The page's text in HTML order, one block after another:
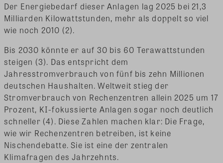
Der Energiebedarf dieser Anlagen lag 2025 bei 21,3
Milliarden Kilowattstunden, mehr als doppelt so viel
wie noch 2010 (2).
Bis 2030 könnte er auf 30 bis 60 Terawattstunden
steigen (3). Das entspricht dem
Jahresstromverbrauch von fünf bis zehn Millionen
deutschen Haushalten. Weltweit stieg der
Stromverbrauch von Rechenzentren allein 2025 um 17
Prozent, KI-fokussierte Anlagen sogar noch deutlich
schneller (4). Diese Zahlen machen klar: Die Frage,
wie wir Rechenzentren betreiben, ist keine
Nischendebatte. Sie ist eine der zentralen
Klimafragen des Jahrzehnts.